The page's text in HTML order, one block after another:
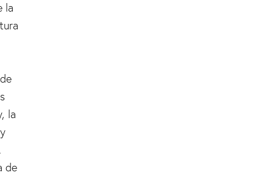
la
la
de